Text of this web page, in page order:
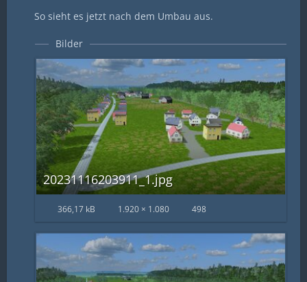
So sieht es jetzt nach dem Umbau aus.
Bilder
20231116203911_1.jpg
366,17 kB 1.920 × 1.080 498